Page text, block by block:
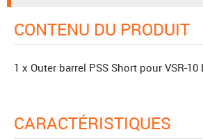
CONTENU DU PRODUIT
1 x Outer barrel PSS Short pour VSR-10
CARACTÉRISTIQUES